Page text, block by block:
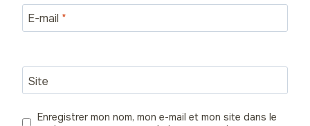
E-mail *
Site
Enregistrer mon nom, mon e-mail et mon site dans le